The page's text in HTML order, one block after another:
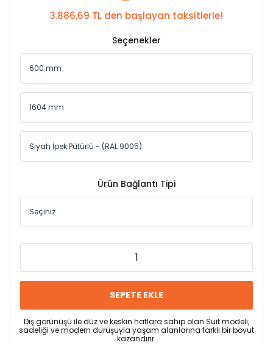
3.886,69 TL den başlayan taksitlerle!
Seçenekler
Ürün Bağlantı Tipi
SEPETE EKLE
Dış görünüşü ile düz ve keskin hatlara sahip olan Suit modeli,
sadeliği ve modern duruşuyla yaşam alanlarına farklı bir boyut
kazandırır.